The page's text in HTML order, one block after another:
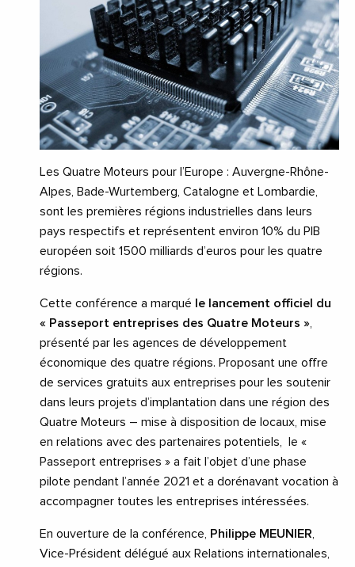
Les Quatre Moteurs pour l’Europe : Auvergne-Rhône-
Alpes, Bade-Wurtemberg, Catalogne et Lombardie,
sont les premières régions industrielles dans leurs
pays respectifs et représentent environ 10% du PIB
européen soit 1500 milliards d’euros pour les quatre
régions.
Cette conférence a marqué
le lancement officiel du
« Passeport entreprises des Quatre Moteurs »,
présenté par les agences de développement
économique des quatre régions. Proposant une offre
de services gratuits aux entreprises pour les soutenir
dans leurs projets d’implantation dans une région des
Quatre Moteurs – mise à disposition de locaux, mise
en relations avec des partenaires potentiels,
le «
Passeport entreprises » a fait l’objet d’une phase
pilote pendant l’année 2021 et a dorénavant vocation à
accompagner toutes les entreprises intéressées.
En ouverture de la conférence, Philippe MEUNIER,
Vice-Président délégué aux Relations internationales,